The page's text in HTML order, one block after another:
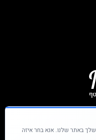
באתר שלנו. אנא בחר איזה